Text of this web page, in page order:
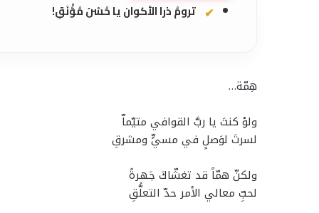
ترومُ ذرا الأكوان يا حُسْنَ مُؤْنَقِ!
هِمّة…
ولوْ كنتَ يا ربَّ القوافي متيّماّ
لسرتَ لوَصلٍ في مسيٍّ ومشرقِ
ولكنّ همّاً قد تغشّاكَ جَهرةً
لحبِّ معالي الأمر حدّ التعلُّقِ